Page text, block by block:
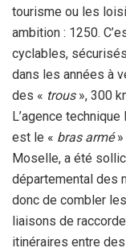
tourisme ou les
ambition : 1250.
cyclables,
dans les années à
des « trous», 300
L’agence
est le « bras armé»
Moselle, a été
départemental des
donc de combler
liaisons de
itinéraires entre